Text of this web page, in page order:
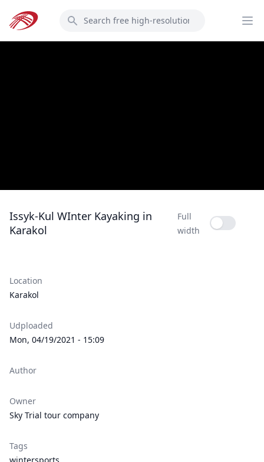
Search
Issyk-Kul WInter Kayaking in
Karakol
Full
width
Full width
Location
Karakol
Udploaded
Mon, 04/19/2021 - 15:09
Author
Owner
Sky Trial tour company
Tags